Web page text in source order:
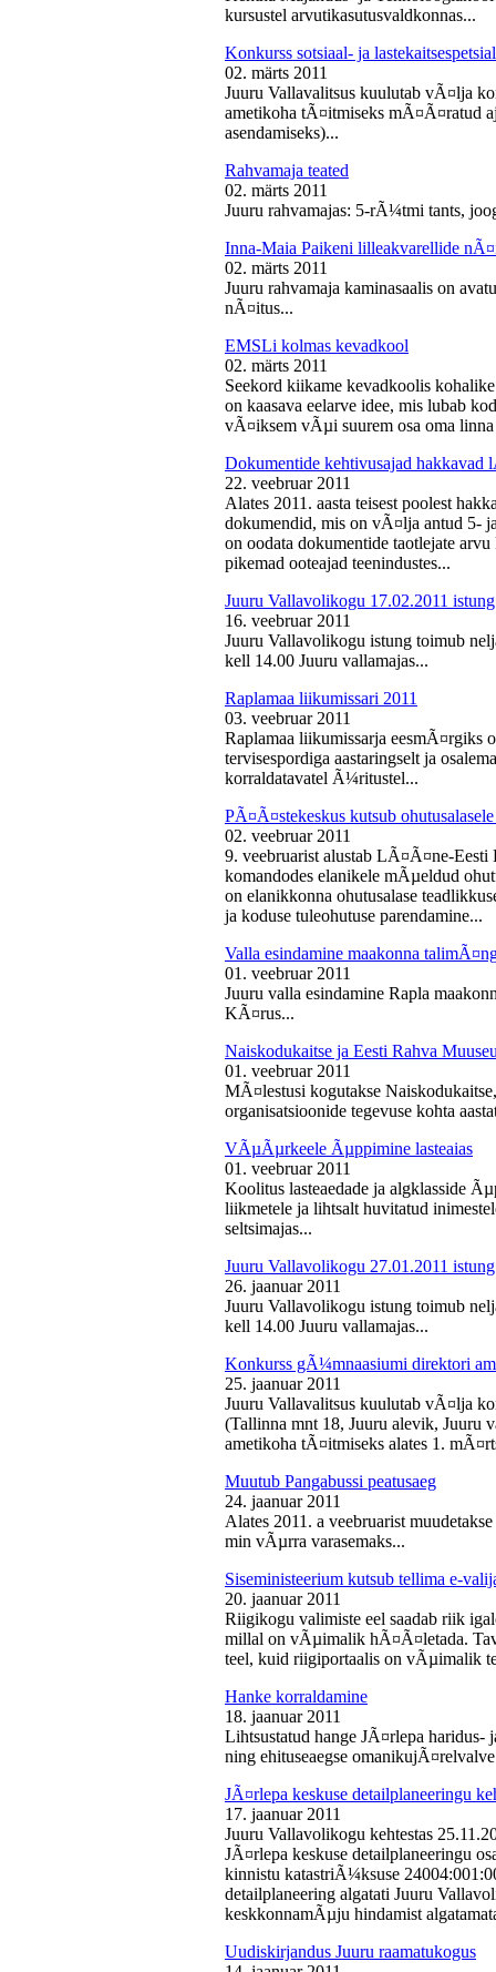
kursustel arvutikasutusvaldkonnas...
Konkurss sotsiaal- ja
02. märts 2011
Juuru Vallavalitsus kuulutab vÃ¤lja
ametikoha tÃ¤itmiseks mÃ¤Ã¤ratud
asendamiseks)...
Rahvamaja teated
02. märts 2011
Juuru rahvamajas: 5-rÃ¼tmi tants,
Inna-Maia Paikeni lilleakvarellide
02. märts 2011
Juuru rahvamaja kaminasaalis on
nÃ¤itus...
EMSLi kolmas kevadkool
02. märts 2011
Seekord kiikame kevadkoolis
on kaasava eelarve idee, mis lubab
vÃ¤iksem vÃµi suurem osa oma
Dokumentide kehtivusajad hakkavad
22. veebruar 2011
Alates 2011. aasta teisest poolest
dokumendid, mis on vÃ¤lja antud 5-
on oodata dokumentide taotlejate
pikemad ooteajad teenindustes...
Juuru Vallavolikogu 17.02.2011 istung
16. veebruar 2011
Juuru Vallavolikogu istung toimub
kell 14.00 Juuru vallamajas...
Raplamaa liikumissari 2011
03. veebruar 2011
Raplamaa liikumissarja eesmÃ¤rgiks
tervisespordiga aastaringselt ja
korraldatavatel Ã¼ritustel...
PÃ¤Ã¤stekeskus kutsub
02. veebruar 2011
9. veebruarist alustab LÃ¤Ã¤ne-
komandodes elanikele mÃµeldud
on elanikkonna ohutusalase
ja koduse tuleohutuse parendamine...
Valla esindamine maakonna
01. veebruar 2011
Juuru valla esindamine Rapla
KÃ¤rus...
Naiskodukaitse ja Eesti Rahva
01. veebruar 2011
MÃ¤lestusi kogutakse
organisatsioonide tegevuse kohta
VÃµÃµrkeele Ãµppimine lasteaias
01. veebruar 2011
Koolitus lasteaedade ja algklasside
liikmetele ja lihtsalt huvitatud
seltsimajas...
Juuru Vallavolikogu 27.01.2011 istung
26. jaanuar 2011
Juuru Vallavolikogu istung toimub
kell 14.00 Juuru vallamajas...
Konkurss gÃ¼mnaasiumi direktori
25. jaanuar 2011
Juuru Vallavalitsus kuulutab vÃ¤lja
(Tallinna mnt 18, Juuru alevik, Juuru
ametikoha tÃ¤itmiseks alates 1.
Muutub Pangabussi peatusaeg
24. jaanuar 2011
Alates 2011. a veebruarist
min vÃµrra varasemaks...
Siseministeerium kutsub tellima e-
20. jaanuar 2011
Riigikogu valimiste eel saadab riik
millal on vÃµimalik hÃ¤Ã¤letada.
teel, kuid riigiportaalis on vÃµimalik
Hanke korraldamine
18. jaanuar 2011
Lihtsustatud hange JÃ¤rlepa
ning ehituseaegse
JÃ¤rlepa keskuse detailplaneeringu
17. jaanuar 2011
Juuru Vallavolikogu kehtestas
JÃ¤rlepa keskuse detailplaneeringu
kinnistu katastriÃ¼ksuse
detailplaneering algatati Juuru
keskkonnamÃµju hindamist
Uudiskirjandus Juuru raamatukogus